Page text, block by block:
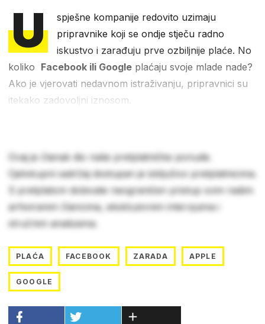
U
spješne kompanije redovito uzimaju
pripravnike koji se ondje stječu radno
iskustvo i zarađuju prve ozbiljnije plaće. No
koliko Facebook ili Google plaćaju svoje mlade nade?
Ako je vjerovati nedavnom istraživanju, pripravnici su
itekako zadovoljni iznosom.
Ovaj je članak dio naše pretplatničke ponude.
Cjelokupni sadržaj dostupan je isključivo pretplatnicima.
S pretplatom dobivate neograničen pristup svim našim
arhiviranim člancima, ekskluzivnim intervjuima i
stručnim analizama.
PLAĆA FACEBOOK ZARADA APPLE
GOOGLE